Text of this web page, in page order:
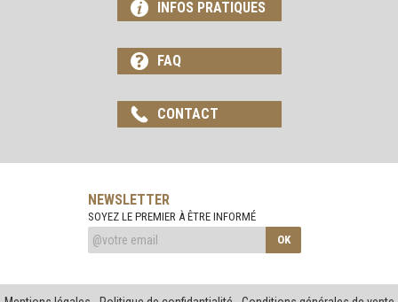
INFOS PRATIQUES
FAQ
CONTACT
NEWSLETTER
SOYEZ LE PREMIER À ÊTRE INFORMÉ
OK